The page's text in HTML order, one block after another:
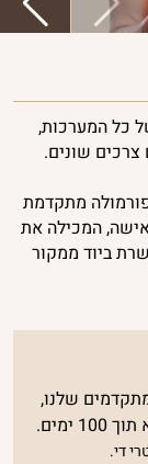
כל המערכות,
צרכים שונים.
פורמולה מתקדמת
המכילה את
ביוד ממקור
שלנו,
די.